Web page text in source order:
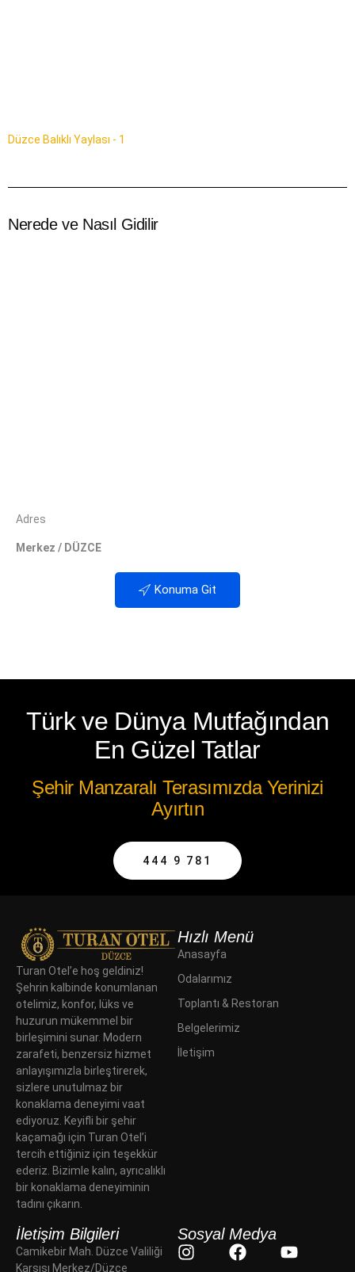
Düzce Balıklı Yaylası - 1
Nerede ve Nasıl Gidilir
Adres
Merkez / DÜZCE
Konuma Git
Türk ve Dünya Mutfağından
En Güzel Tatlar
Şehir Manzaralı Terasımızda Yerinizi
Ayırtın
444 9 781
Turan Otel’e hoş geldiniz!
Şehrin kalbinde konumlanan
otelimiz, konfor, lüks ve
huzurun mükemmel bir
birleşimini sunar. Modern
zarafeti, benzersiz hizmet
anlayışımızla birleştirerek,
sizlere unutulmaz bir
konaklama deneyimi vaat
ediyoruz. Keyifli bir şehir
kaçamağı için Turan Otel’i
tercih ettiğiniz için teşekkür
ederiz. Bizimle kalın, ayrıcalıklı
bir konaklama deneyiminin
tadını çıkarın.
Hızlı Menü
Anasayfa
Odalarımız
Toplantı & Restoran
Belgelerimiz
İletişim
İletişim Bilgileri
Camikebir Mah. Düzce Valiliği
Karşısı Merkez/Düzce
Sosyal Medya